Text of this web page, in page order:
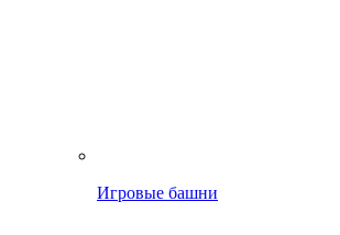
Игровые башни